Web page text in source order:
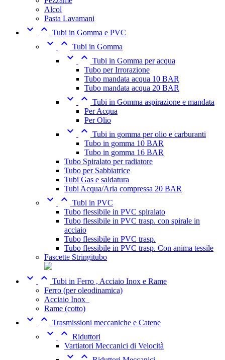
Alcol
Pasta Lavamani
  Tubi in Gomma e PVC
  Tubi in Gomma
  Tubi in Gomma per acqua
Tubo per Irrorazione
Tubo mandata acqua 10 BAR
Tubo mandata acqua 20 BAR
  Tubi in Gomma aspirazione e mandata
Per Acqua
Per Olio
  Tubi in gomma per olio e carburanti
Tubo in gomma 10 BAR
Tubo in gomma 16 BAR
Tubo Spiralato per radiatore
Tubo per Sabbiatrice
Tubi Gas e saldatura
Tubi Acqua/Aria compressa 20 BAR
  Tubi in PVC
Tubo flessibile in PVC spiralato
Tubo flessibile in PVC trasp. con spirale in
acciaio
Tubo flessibile in PVC trasp.
Tubo flessibile in PVC trasp. Con anima tessile
Fascette Stringitubo
  Tubi in Ferro , Acciaio Inox e Rame
Ferro (per oleodinamica)
Acciaio Inox_
Rame (cotto)
  Trasmissioni meccaniche e Catene
  Riduttori
Vartiatori Meccanici di Velocità
 